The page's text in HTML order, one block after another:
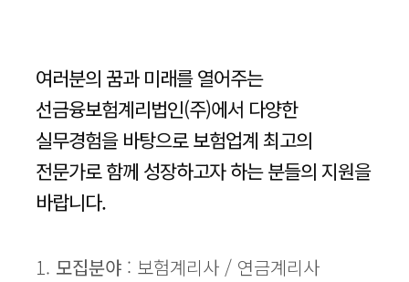
여러분의 꿈과 미래를 열어주는
선금융보험계리법인(주)에서 다양한
실무경험을 바탕으로 보험업계 최고의
전문가로 함께 성장하고자 하는 분들의 지원을
바랍니다.
1. 모집분야: 보험계리사 / 연금계리사